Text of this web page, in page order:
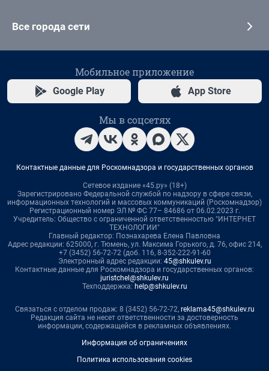
Все города сети
Мобильное приложение
Google Play App Store
Мы в соцсетях
Контактные данные для Роскомнадзора и государственных органов
Сетевое издание «45.ру» (18+)
Зарегистрировано Федеральной службой по надзору в сфере связи,
информационных технологий и массовых коммуникаций (Роскомнадзор)
Регистрационный номер ЭЛ № ФС 77– 84686 от 06.02.2023 г.
Учредитель: Общество с ограниченной ответственностью "ИНТЕРНЕТ
ТЕХНОЛОГИИ"
Главный редактор: Познахарева Елена Павловна
Адрес редакции: 625000, г. Тюмень, ул. Максима Горького, д. 76, офис 214,
+7 (3452) 56-72-72 (доб. 116, 8-352-222-91-60
Электронный адрес редакции: 45@shkulev.ru
Контактные данные для Роскомнадзора и государственных органов:
juristchel@shkulev.ru
Техподдержка: help@shkulev.ru
Связаться с отделом продаж: 8 (3452) 56-72-72, reklama45@shkulev.ru
Редакция сайта не несет ответственности за достоверность
информации, содержащейся в рекламных объявлениях.
Информация об ограничениях
Политика использования cookies